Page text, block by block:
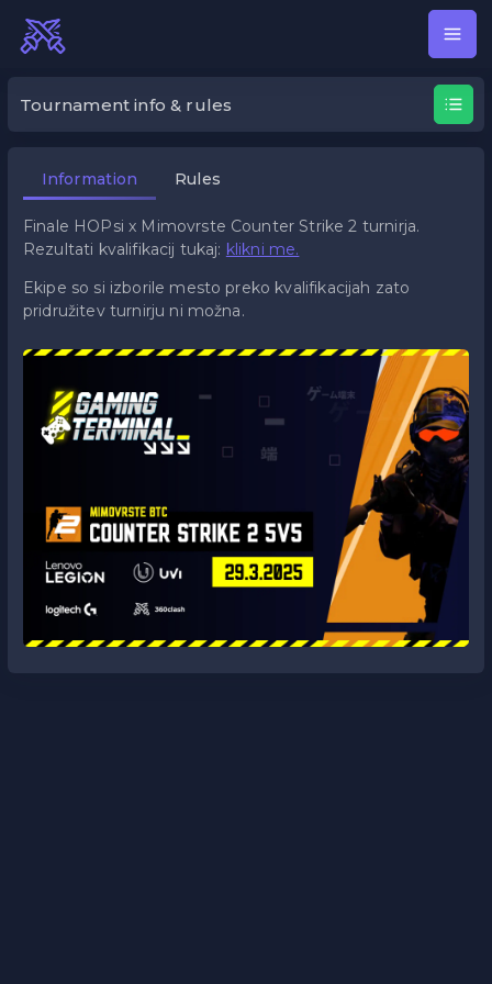
HOPsi x Mimovrste Counter
Tournament info & rules
Information Rules
Finale HOPsi x Mimovrste Counter Strike 2 turnirja.
Rezultati kvalifikacij tukaj: klikni me.
Ekipe so si izborile mesto preko kvalifikacijah zato
pridružitev turnirju ni možna.